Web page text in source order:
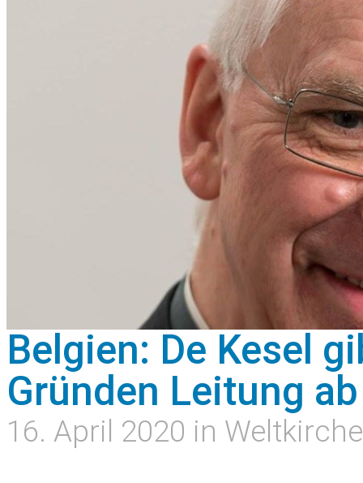
Belgien: De Kesel
Gründen Leitung ab
16. April 2020 in Weltkirche